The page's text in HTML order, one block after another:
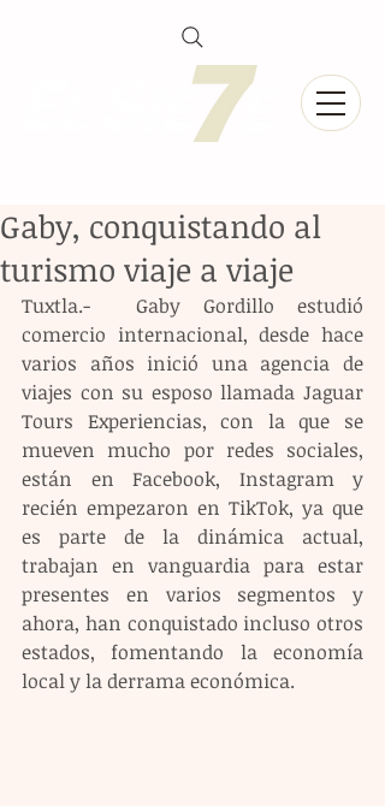
Gaby, conquistando al
turismo viaje a viaje
Tuxtla.-  Gaby Gordillo estudió
comercio internacional, desde hace
varios años inició una agencia de
viajes con su esposo llamada Jaguar
Tours Experiencias, con la que se
mueven mucho por redes sociales,
están en Facebook, Instagram y
recién empezaron en TikTok, ya que
es parte de la dinámica actual,
trabajan en vanguardia para estar
presentes en varios segmentos y
ahora, han conquistado incluso otros
estados, fomentando la economía
local y la derrama económica.